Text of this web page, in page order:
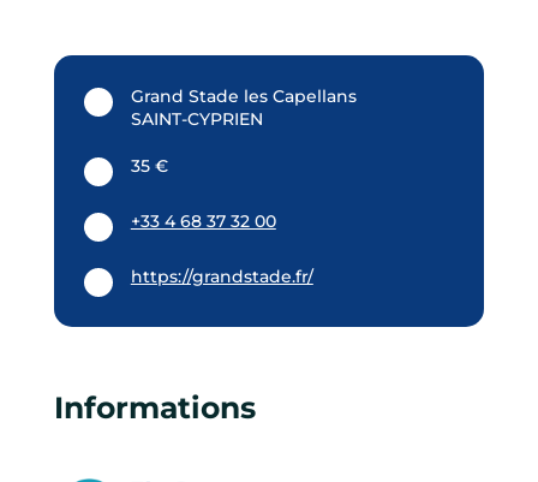
Grand Stade les Capellans
SAINT-CYPRIEN
35 €
+33 4 68 37 32 00
https://grandstade.fr/
Informations